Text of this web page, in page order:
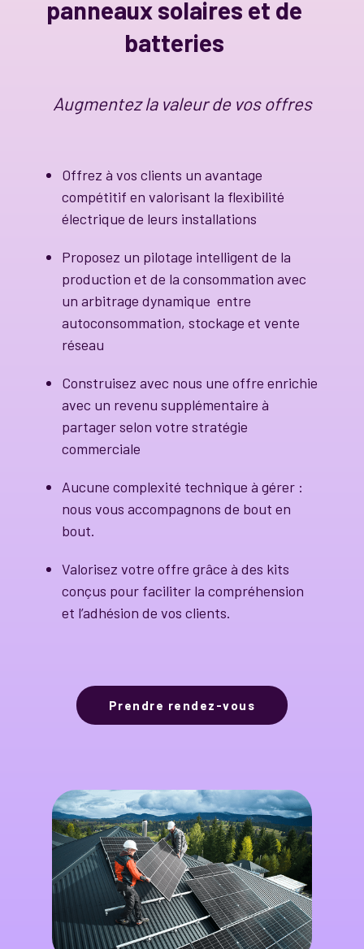
panneaux solaires et de
batteries
Augmentez la valeur de vos offres
Offrez à vos clients un avantage
compétitif en valorisant la flexibilité
électrique de leurs installations
Proposez un pilotage intelligent de la
production et de la consommation avec
un arbitrage dynamique entre
autoconsommation, stockage et vente
réseau
Construisez avec nous une offre enrichie
avec un revenu supplémentaire à
partager selon votre stratégie
commerciale
Aucune complexité technique à gérer :
nous vous accompagnons de bout en
bout.
Valorisez votre offre grâce à des kits
conçus pour faciliter la compréhension
et l’adhésion de vos clients.
Prendre rendez-vous